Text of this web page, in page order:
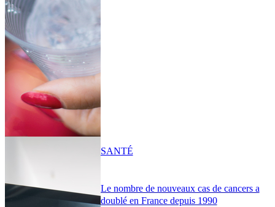
Le nombre de nouveaux cas de cancers a
doublé en France depuis 1990
SANTÉ